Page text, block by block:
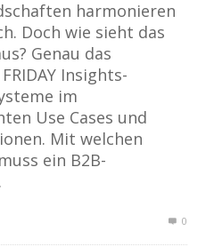
harmonieren
Doch wie sieht das
Genau das
Insights-
im
Use Cases und
Mit welchen
ein B2B-
0